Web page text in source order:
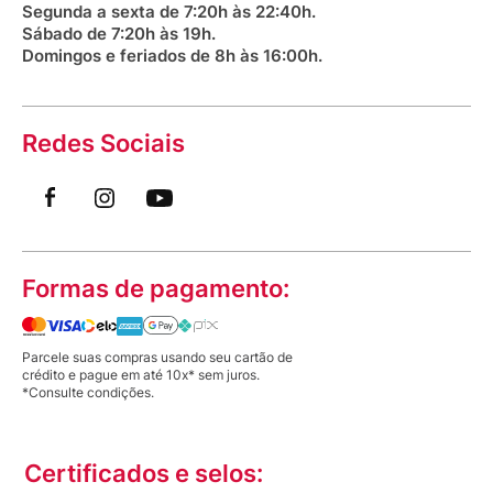
Segunda a sexta de 7:20h às 22:40h.
Sábado de 7:20h às 19h.
Domingos e feriados de 8h às 16:00h.
Redes Sociais
Formas de pagamento:
Parcele suas compras usando seu cartão de
crédito e pague em até 10x* sem juros.
*Consulte condições.
Certificados e selos: